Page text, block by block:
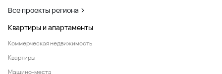
Все проекты региона
Квартиры и апартаменты
Коммерческая недвижимость
Квартиры
Машино-места